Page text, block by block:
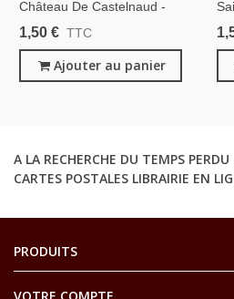
Château De Castelnaud -
Carte Postale Département
1,50 € TTC
Ajouter au panier
A LA RECHERCHE DU TEMPS
CARTES POSTALES LIBRAIRIE EN
PRODUITS